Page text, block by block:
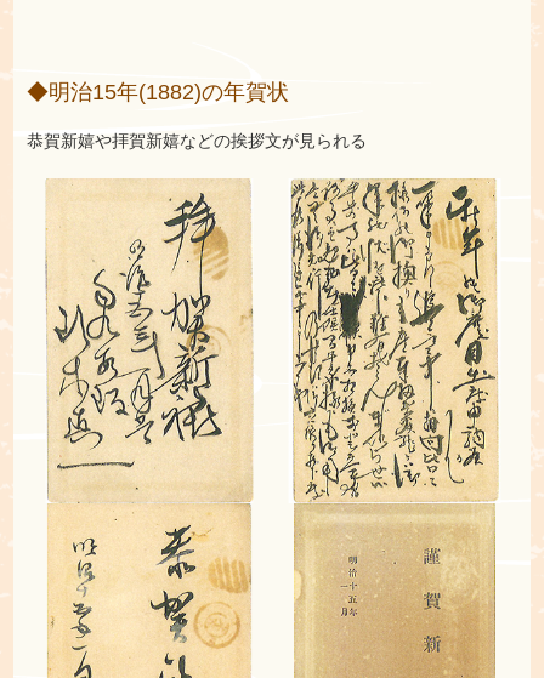
◆明治15年(1882)の年賀状
恭賀新嬉や拝賀新嬉などの挨拶文が見られる